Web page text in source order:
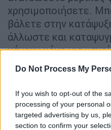
Do Not Process My
If you wish to opt-out of the
processing of your personal
targeted advertising by us,
section to confirm your
χρησιμοποιήσετε.
βάλετε στην
άλλωστε και
κάνουν μόνο για
πια ωμά. Φροντίστε
μαγειρέψετε, γιατί ο
προσθέσει νερό στη
συνέχεια σκουπίστε
χαρτί.